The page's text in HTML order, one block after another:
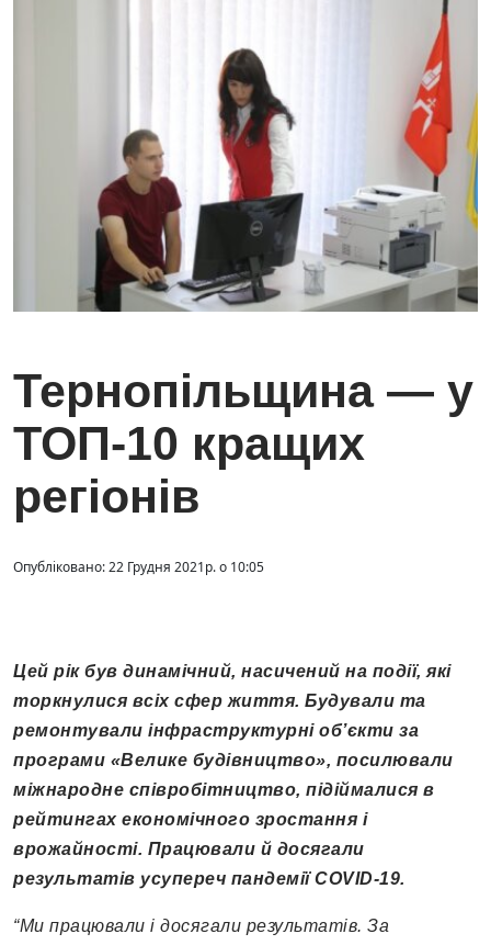
Тернопільщина — у
ТОП-10 кращих
регіонів
Опубліковано: 22 Грудня 2021р. о 10:05
Цей рік був динамічний, насичений на події, які
торкнулися всіх сфер життя. Будували та
ремонтували інфраструктурні об’єкти за
програми «Велике будівництво», посилювали
міжнародне співробітництво, підіймалися в
рейтингах економічного зростання і
врожайності. Працювали й досягали
результатів усупереч пандемії COVID-19.
“Ми працювали і досягали результатів. За